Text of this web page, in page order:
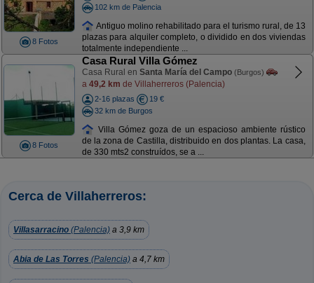
8 Fotos
102 km de Palencia
Antiguo molino rehabilitado para el turismo rural, de 13
plazas para alquiler completo, o dividido en dos viviendas
totalmente independiente ...
8 Fotos
Casa Rural Villa Gómez
Casa Rural en Santa María del Campo (Burgos)
a 49,2 km de Villaherreros (Palencia)
2-16 plazas
19 €
32 km de Burgos
Villa Gómez goza de un espacioso ambiente rústico
de la zona de Castilla, distribuido en dos plantas. La casa,
de 330 mts2 construídos, se a ...
Cerca de Villaherreros:
Villasarracino (Palencia) a 3,9 km
Abia de Las Torres (Palencia) a 4,7 km